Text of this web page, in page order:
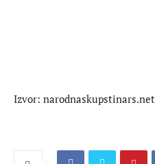
Izvor: narodnaskupstinars.net